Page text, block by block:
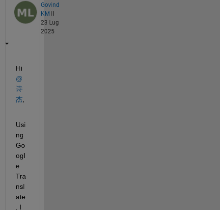
Govind
KM il
23 Lug
2025
Hi
@
诗
杰,
Usi
ng
Go
ogl
e
Tra
nsl
ate
, I